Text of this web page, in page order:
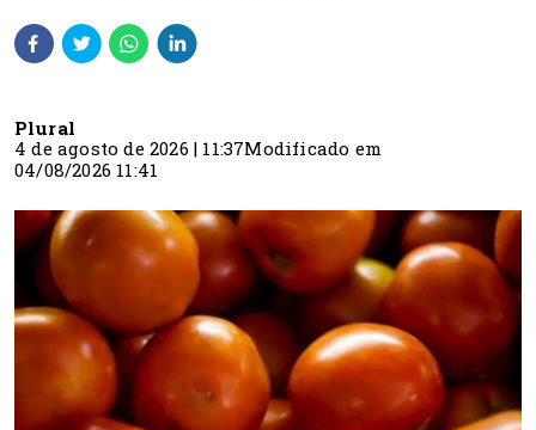
Plural
4 de agosto de 2026 | 11:37Modificado em
04/08/2026 11:41